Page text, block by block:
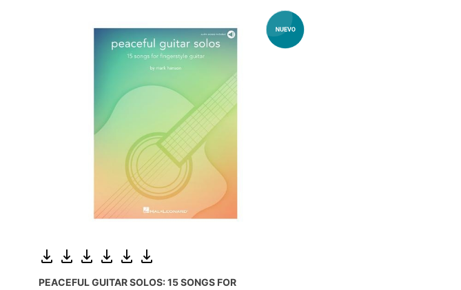
PEACEFUL GUITAR SOLOS: 15 SONGS FOR